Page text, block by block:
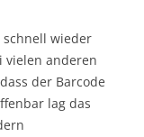
wieder
vielen anderen
der Barcode
lag das